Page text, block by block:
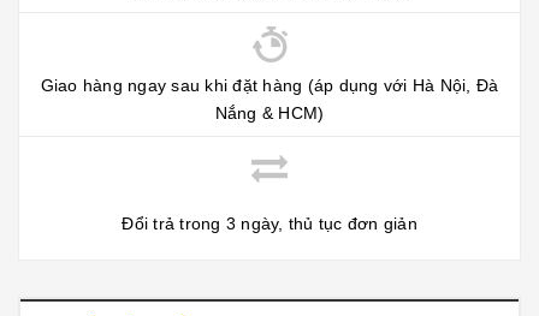
Giao hàng ngay sau khi đặt hàng (áp dụng với Hà Nội, Đà
Nắng & HCM)
Đổi trả trong 3 ngày, thủ tục đơn giản